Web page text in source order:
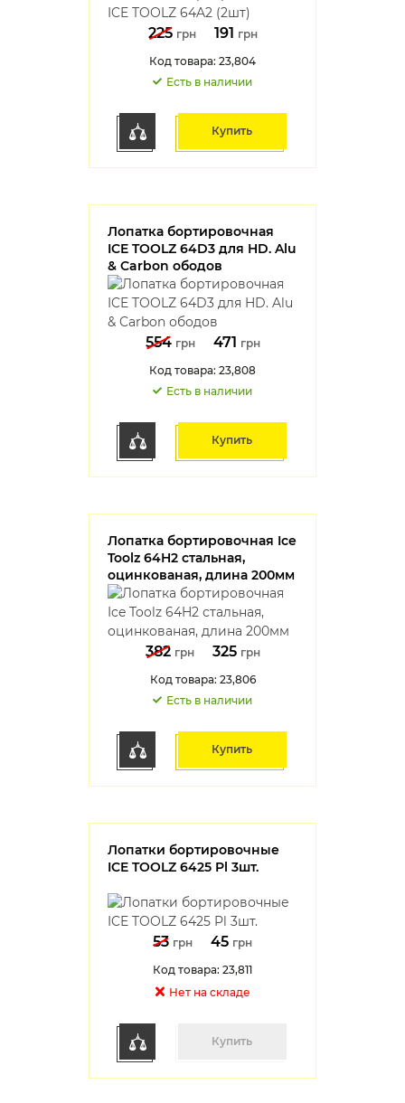
225 грн 191 грн
Код товара: 23,804
Есть в наличии
Купить
Лопатка бортировочная
ICE TOOLZ 64D3 для HD. Alu
& Carbon ободов
554 грн 471 грн
Код товара: 23,808
Есть в наличии
Купить
Лопатка бортировочная Ice
Toolz 64H2 стальная,
оцинкованая, длина 200мм
382 грн 325 грн
Код товара: 23,806
Есть в наличии
Купить
Лопатки бортировочные
ICE TOOLZ 6425 Pl 3шт.
53 грн 45 грн
Код товара: 23,811
Нет на cкладе
Купить